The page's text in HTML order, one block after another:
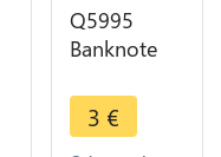
Q5995
Banknote
Sen1964
UNC ->
3 €